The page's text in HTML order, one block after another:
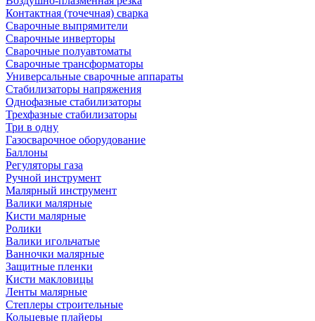
Контактная (точечная) сварка
Сварочные выпрямители
Сварочные инверторы
Сварочные полуавтоматы
Сварочные трансформаторы
Универсальные сварочные аппараты
Стабилизаторы напряжения
Однофазные стабилизаторы
Трехфазные стабилизаторы
Три в одну
Газосварочное оборудование
Баллоны
Регуляторы газа
Ручной инструмент
Малярный инструмент
Валики малярные
Кисти малярные
Ролики
Валики игольчатые
Ванночки малярные
Защитные пленки
Кисти макловицы
Ленты малярные
Степлеры строительные
Кольцевые плайеры